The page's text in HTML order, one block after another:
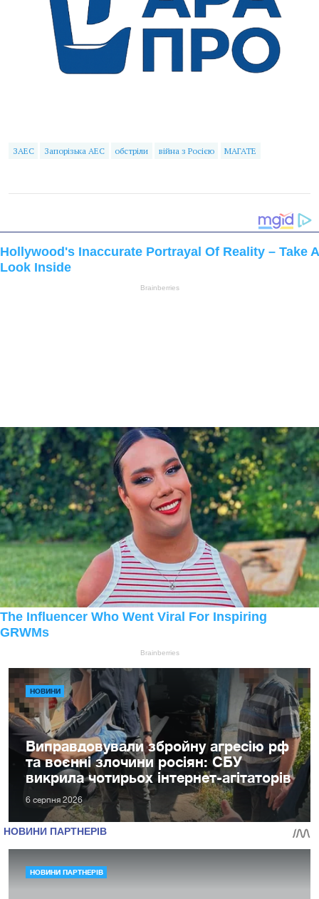
ЗАЕС Запорізька АЕС обстріли війна з Росією МАГАТЕ
НОВИНИ
Виправдовували збройну агресію рф
та воєнні злочини росіян: СБУ
викрила чотирьох інтернет-агітаторів
6 серпня 2026